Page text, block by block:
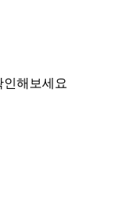
해보세요